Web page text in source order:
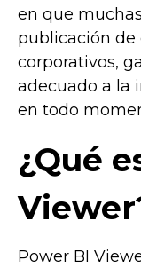
en que
publicación de
corporativos,
adecuado a la
en todo
¿Qué
Power BI